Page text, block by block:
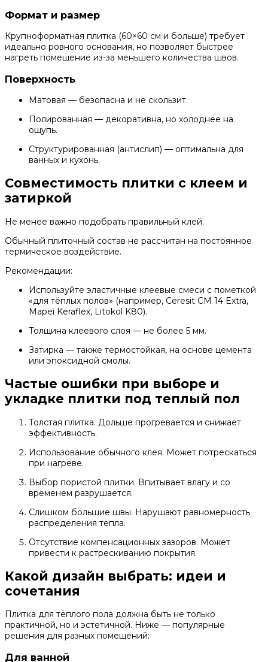
Формат и размер
Крупноформатная плитка (60×60 см и больше) требует
идеально ровного основания, но позволяет быстрее
нагреть помещение из-за меньшего количества швов.
Поверхность
Матовая — безопасна и не скользит.
Полированная — декоративна, но холоднее на
ощупь.
Структурированная (антислип) — оптимальна для
ванных и кухонь.
Совместимость плитки с клеем и
затиркой
Не менее важно подобрать правильный клей.
Обычный плиточный состав не рассчитан на постоянное
термическое воздействие.
Рекомендации:
Используйте эластичные клеевые смеси с пометкой
«для тёплых полов» (например, Ceresit CM 14 Extra,
Mapei Keraflex, Litokol K80).
Толщина клеевого слоя — не более 5 мм.
Затирка — также термостойкая, на основе цемента
или эпоксидной смолы.
Частые ошибки при выборе и
укладке плитки под теплый пол
Толстая плитка. Дольше прогревается и снижает
эффективность.
Использование обычного клея. Может потрескаться
при нагреве.
Выбор пористой плитки. Впитывает влагу и со
временем разрушается.
Слишком большие швы. Нарушают равномерность
распределения тепла.
Отсутствие компенсационных зазоров. Может
привести к растрескиванию покрытия.
Какой дизайн выбрать: идеи и
сочетания
Плитка для тёплого пола должна быть не только
практичной, но и эстетичной. Ниже — популярные
решения для разных помещений:
Для ванной